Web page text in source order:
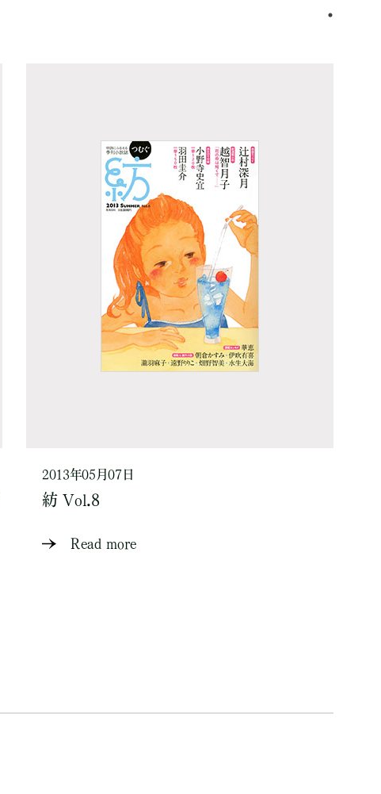
2013年05月07日
紡 Vol.8
Read more